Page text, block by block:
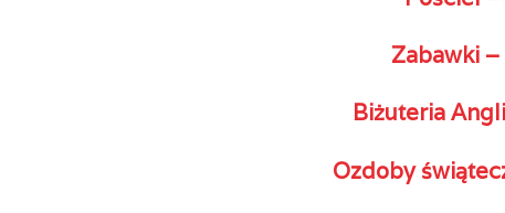
Zabawki –
Biżuteria
Ozdoby